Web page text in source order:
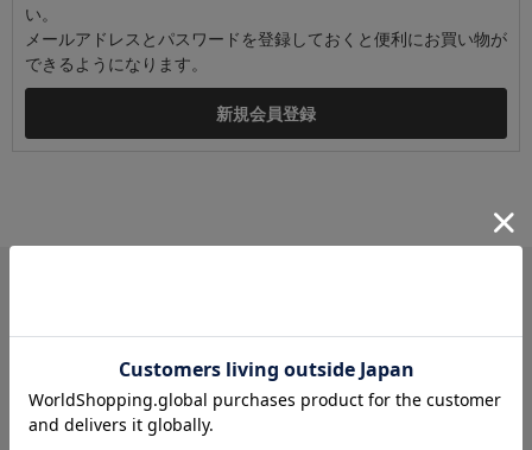
い。
メールアドレスとパスワードを登録しておくと便利にお買い物が
できるようになります。